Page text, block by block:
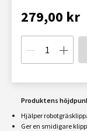
279,00 kr
Produktens
Hjälper
Ger en smidigare